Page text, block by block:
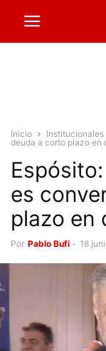
Inicio Institucionales
deuda a corto plazo en
es
plazo en
Por Pablo Bufi - 18